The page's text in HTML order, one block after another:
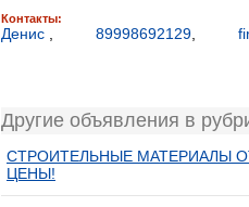
Контакты:
Денис 89998692129
Другие объявления в
СТРОИТЕЛЬНЫЕ МАТЕРИАЛЫ
ЦЕНЫ!